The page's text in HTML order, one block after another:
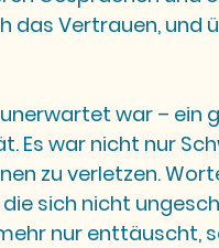
das Vertrauen, und
war – ein
Es war nicht nur
zu verletzen.
sich nicht
nur enttäuscht,